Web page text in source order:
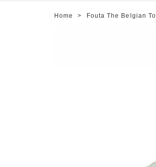
Home > Fouta The Belgian